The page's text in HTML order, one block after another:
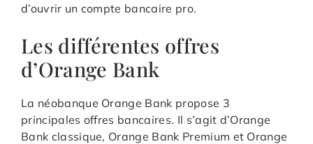
d’ouvrir un compte bancaire pro.
Les différentes offres
d’Orange Bank
La néobanque Orange Bank propose 3
principales offres bancaires. Il s’agit d’Orange
Bank classique, Orange Bank Premium et Orange